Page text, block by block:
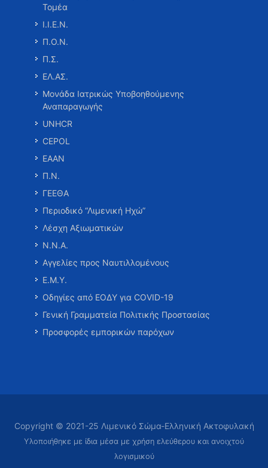
Τομέα
Ι.Ι.Ε.Ν.
Π.Ο.Ν.
Π.Σ.
ΕΛ.ΑΣ.
Μονάδα Ιατρικώς Υποβοηθούμενης
Αναπαραγωγής
UNHCR
CEPOL
ΕΑΑΝ
Π.Ν.
ΓΕΕΘΑ
Περιοδικό “Λιμενική Ηχώ”
Λέσχη Αξιωματικών
Ν.Ν.Α.
Αγγελίες προς Ναυτιλλομένους
Ε.Μ.Υ.
Οδηγίες από ΕΟΔΥ για COVID-19
Γενική Γραμματεία Πολιτικής Προστασίας
Προσφορές εμπορικών παρόχων
Copyright © 2021-25 Λιμενικό Σώμα-Ελληνική Ακτοφυλακή
Υλοποιήθηκε με ίδια μέσα με χρήση ελεύθερου και ανοιχτού
λογισμικού